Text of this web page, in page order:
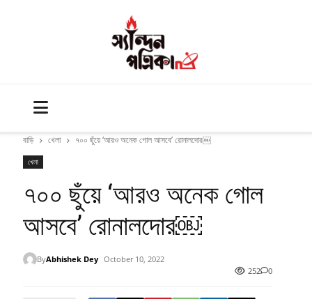
বাড়ি খেলা ৭০০ ছুঁয়ে ‘আরও অনেক গোল আসবে’ রোনালদোর￼
খেলা
৭০০ ছুঁয়ে ‘আরও অনেক গোল
আসবে’ রোনালদোর￼
ByAbhishek Dey October 10, 2022
252
0